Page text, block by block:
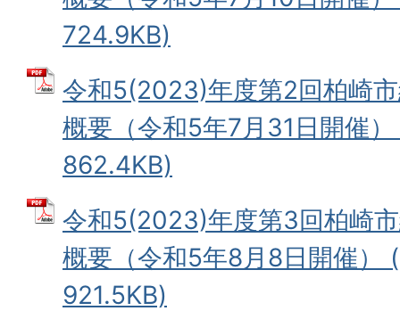
724.9KB)
令和5(2023)年度第2回柏崎
概要（令和5年7月31日開催
862.4KB)
令和5(2023)年度第3回柏崎
概要（令和5年8月8日開催）
921.5KB)